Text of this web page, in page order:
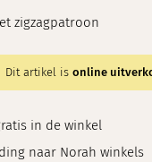
zigzagpatroon
Dit artikel is online
in de winkel
naar Norah winkels